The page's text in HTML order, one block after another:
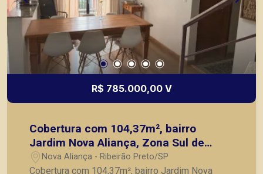
R$ 785.000,00 V
Cobertura com 104,37m², bairro
Jardim Nova Aliança, Zona Sul de
Ribeirão Preto/SP.
Nova Aliança - Ribeirão Preto/SP
Cobertura com 104,37m², bairro Jardim Nova